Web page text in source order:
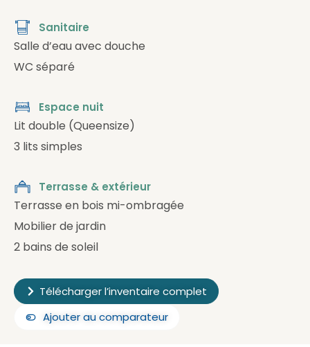
Sanitaire
Salle d’eau avec douche
WC séparé
Espace nuit
Lit double (Queensize)
3 lits simples
Terrasse & extérieur
Terrasse en bois mi-ombragée
Mobilier de jardin
2 bains de soleil
Télécharger l’inventaire complet
Ajouter au comparateur